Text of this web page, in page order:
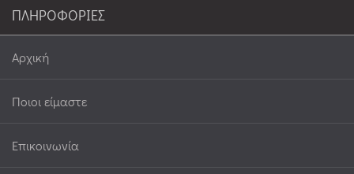
ΠΛΗΡΟΦΟΡΙΕΣ
Αρχική
Ποιοι είμαστε
Επικοινωνία